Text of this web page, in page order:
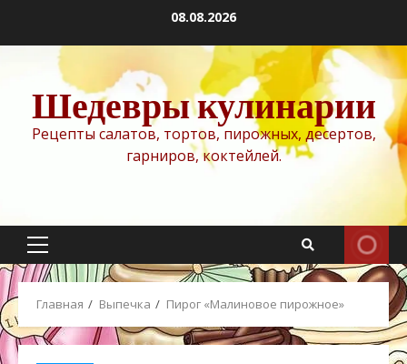
содержимому
08.08.2026
Шедевры кулинарии
Рецепты салатов, тортов, пирожных, десертов,
гарниров, коктейлей.
Основное
меню
Главная Выпечка Пирог «Малиновое пирожное»